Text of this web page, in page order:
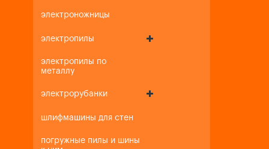
электроножницы
электропилы
электропилы по
металлу
электрорубанки
шлифмашины для стен
погружные пилы и шины